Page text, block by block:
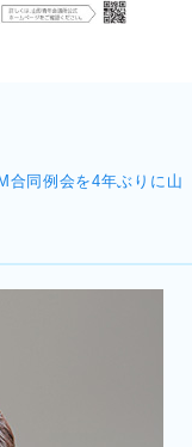
同例会を4年ぶりに山